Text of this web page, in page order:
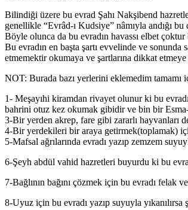
Bilindiği üzere bu evrad Şahı Nakşibend
genellikle “Evrâd-ı Kudsiye” nâmıyla andığı
Böyle olunca da bu evradın havassı elbet
Bu evradın en başta şartı evvelinde ve
etmemektir okumaya ve şartlarına dikkat
NOT: Burada bazı yerlerini eklemedim tamamı
1- Meşayıhi kiramdan rivayet olunur ki bu
bahrini otuz kez okumak gibidir ve bin bir
3-Bir yerden akrep, fare gibi zararlı hayvanları
4-Bir yerdekileri bir araya getirmek(toplamak)
5-Mafsal ağrılarında evradı yazıp zemzem
6-Şeyh abdül vahid hazretleri buyurdu ki bu
7-Bağlının bağını çözmek için bu evradı felak
8-Uyuz için bu evradı yazıp suyuyla yıkanılırsa